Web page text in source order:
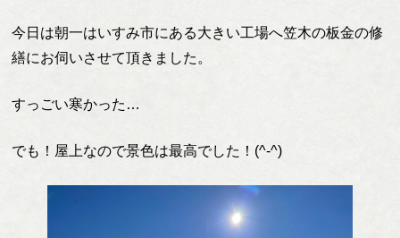
今日は朝一はいすみ市にある大きい工場へ笠木の板金の修
繕にお伺いさせて頂きました。
すっごい寒かった…
でも！屋上なので景色は最高でした！(^-^)